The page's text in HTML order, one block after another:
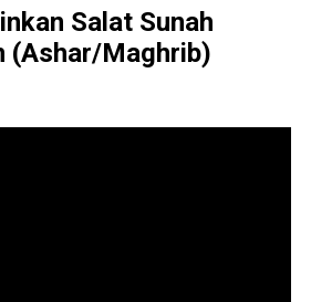
Salat Sunah
(Ashar/Maghrib)